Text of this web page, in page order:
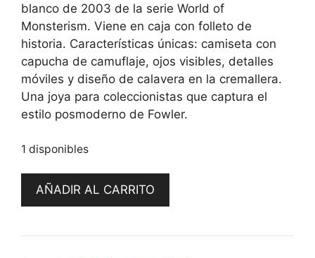
blanco de 2003 de la serie World of
Monsterism. Viene en caja con folleto de
historia. Características únicas: camiseta con
capucha de camuflaje, ojos visibles, detalles
móviles y diseño de calavera en la cremallera.
Una joya para coleccionistas que captura el
estilo posmoderno de Fowler.
1 disponibles
Cam
(Blanco)
AÑADIR AL CARRITO